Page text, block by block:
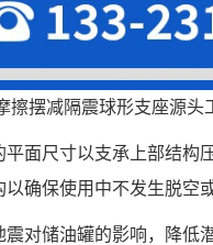
擦摆减隔震球形支座源头
面尺寸以支承上部结构
确保使用中不发生脱空
对储油罐的影响，降低